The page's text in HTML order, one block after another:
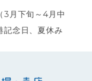
3月下旬～4月中
記念日、夏休み